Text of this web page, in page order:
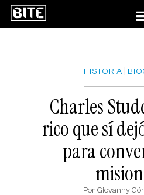
HISTORIA
Charles
rico que sí
para
Por Giovanny